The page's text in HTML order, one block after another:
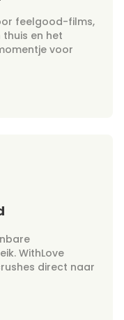
feelgood-films,
en het
voor
WithLove
direct naar